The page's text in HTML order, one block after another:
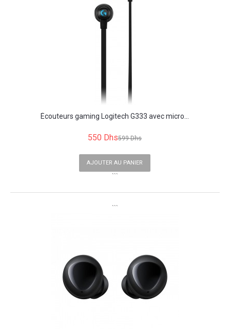
Écouteurs gaming Logitech G333 avec micro...
550 Dhs599 Dhs
AJOUTER AU PANIER
```
```